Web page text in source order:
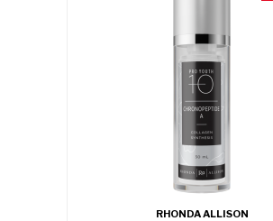
RHONDA ALLISON